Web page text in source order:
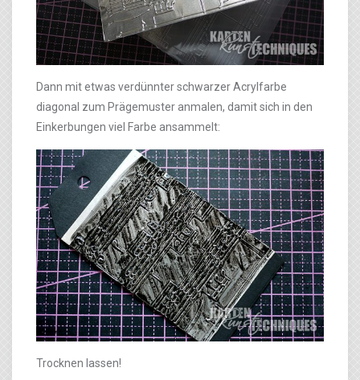
Dann mit etwas verdünnter schwarzer Acrylfarbe
diagonal zum Prägemuster anmalen, damit sich in den
Einkerbungen viel Farbe ansammelt:
Trocknen lassen!